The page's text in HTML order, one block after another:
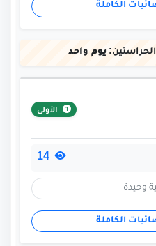
الكاملة
يوم واحد
الأولى
وحيدة
الكاملة